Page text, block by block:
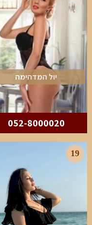
יול המדהימה
052-8000020
19